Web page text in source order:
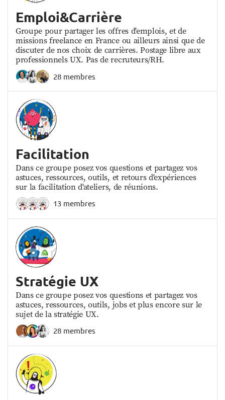
Emploi&Carrière
Groupe pour partager les offres d'emplois, et de
missions freelance en France ou ailleurs ainsi que de
discuter de nos choix de carrières. Postage libre aux
professionnels UX. Pas de recruteurs/RH.
28 membres
Facilitation
Dans ce groupe posez vos questions et partagez vos
astuces, ressources, outils, et retours d'expériences
sur la facilitation d'ateliers, de réunions.
13 membres
Stratégie UX
Dans ce groupe posez vos questions et partagez vos
astuces, ressources, outils, jobs et plus encore sur le
sujet de la stratégie UX.
28 membres